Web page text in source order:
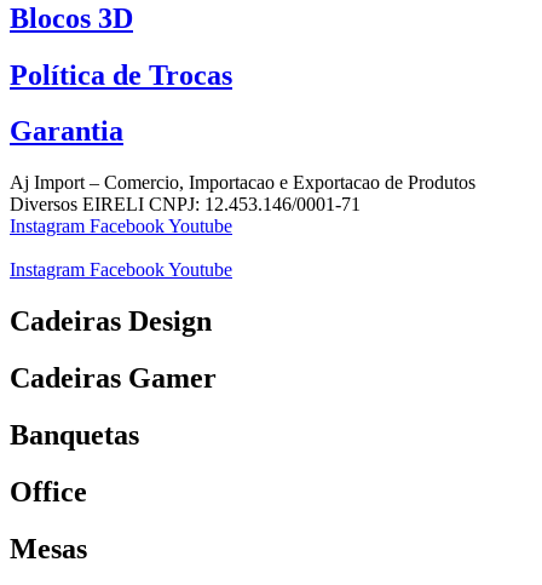
Blocos 3D
Política de Trocas
Garantia
Aj Import – Comercio, Importacao e Exportacao de Produtos
Diversos EIRELI CNPJ: 12.453.146/0001-71
Instagram FacebookYoutube
Instagram FacebookYoutube
Cadeiras Design
Cadeiras Gamer
Banquetas
Office
Mesas